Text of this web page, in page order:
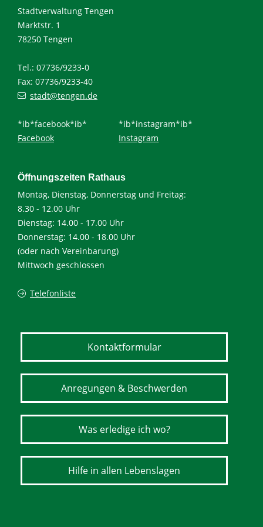
Stadtverwaltung Tengen
Marktstr. 1
78250 Tengen
Tel.: 07736/9233-0
Fax: 07736/9233-40
stadt@tengen.de
*ib*facebook*ib*
Facebook
*ib*instagram*ib*
Instagram
Öffnungszeiten Rathaus
Montag, Dienstag, Donnerstag und Freitag:
8.30 - 12.00 Uhr
Dienstag: 14.00 - 17.00 Uhr
Donnerstag: 14.00 - 18.00 Uhr
(oder nach Vereinbarung)
Mittwoch geschlossen
Telefonliste
Kontaktformular
Anregungen & Beschwerden
Was erledige ich wo?
Hilfe in allen Lebenslagen